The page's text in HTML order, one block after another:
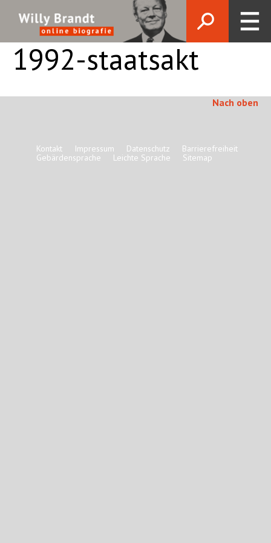
1992-staatsakt
Nach oben
Kontakt Impressum Datenschutz
Barrierefreiheit
Gebärdensprache
Leichte Sprache Sitemap